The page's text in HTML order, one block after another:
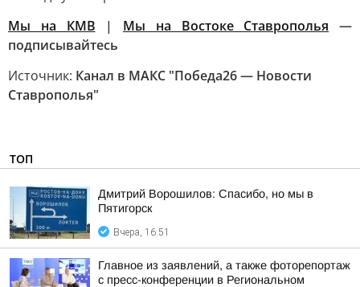
Мы на КМВ | Мы на Востоке Ставрополья —
подписывайтесь
Источник: Канал в МАКС "Победа26 — Новости
Ставрополья"
ТОП
Дмитрий Ворошилов: Спасибо, но мы в
Пятигорск
Вчера, 16:51
Главное из заявлений, а также фоторепортаж
с пресс-конференции в Региональном